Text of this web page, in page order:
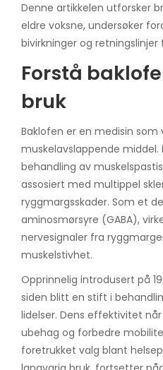
Denne artikkelen utforsker
eldre voksne, undersøker
bivirkninger og retningslinjer
Forstå
bruk
Baklofen er en medisin som
muskelavslappende
behandling av
assosiert med multippel
ryggmargsskader. Som et
aminosmørsyre (GABA),
nervesignaler fra
muskelstivhet.
Opprinnelig introdusert på
siden blitt en stift i
lidelser. Dens effektivitet
ubehag og forbedre
foretrukket valg blant